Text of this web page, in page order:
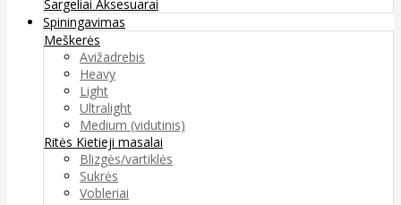
Sargeliai Aksesuarai
Spiningavimas
Meškerės
Avižadrebis
Heavy
Light
Ultralight
Medium (vidutinis)
Ritės Kietieji masalai
Blizgės/vartiklės
Sukrės
Vobleriai